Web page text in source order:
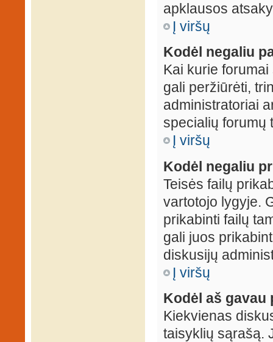
apklausos
Į viršų
Kodėl negaliu
Kai kurie
gali peržiūrėti,
administratoriai
specialių forumų
Į viršų
Kodėl negaliu
Teisės failų
vartotojo lygyje.
prikabinti failų
gali juos
diskusijų
Į viršų
Kodėl aš gavau
Kiekvienas
taisyklių sąrašą.